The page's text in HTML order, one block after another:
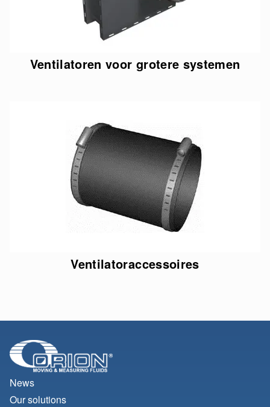
Ventilatoren voor grotere systemen
Ventilatoraccessoires
News
Our solutions